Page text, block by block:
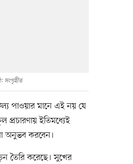
সংগৃহীত
পাওয়ার মানে এই নয় যে
প্রচারণায় ইতিমধ্যেই
অনুভব করবেন।
তৈরি করেছে। সুখের